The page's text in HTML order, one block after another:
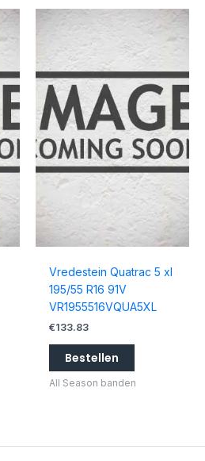
Vredestein Quatrac 5 xl
195/55 R16 91V
VR1955516VQUA5XL
€133.83
Bestellen
All Season banden